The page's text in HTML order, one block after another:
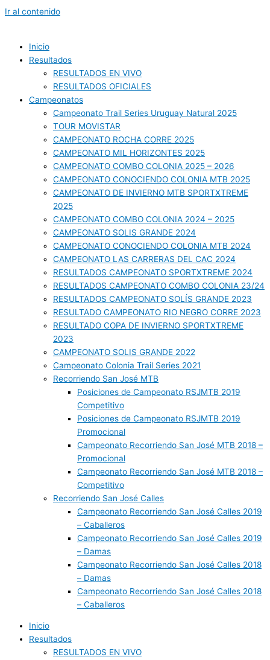
Ir al contenido
Inicio
Resultados
RESULTADOS EN VIVO
RESULTADOS OFICIALES
Campeonatos
Campeonato Trail Series Uruguay Natural 2025
TOUR MOVISTAR
CAMPEONATO ROCHA CORRE 2025
CAMPEONATO MIL HORIZONTES 2025
CAMPEONATO COMBO COLONIA 2025 – 2026
CAMPEONATO CONOCIENDO COLONIA MTB 2025
CAMPEONATO DE INVIERNO MTB SPORTXTREME
2025
CAMPEONATO COMBO COLONIA 2024 – 2025
CAMPEONATO SOLIS GRANDE 2024
CAMPEONATO CONOCIENDO COLONIA MTB 2024
CAMPEONATO LAS CARRERAS DEL CAC 2024
RESULTADOS CAMPEONATO SPORTXTREME 2024
RESULTADOS CAMPEONATO COMBO COLONIA 23/24
RESULTADOS CAMPEONATO SOLÍS GRANDE 2023
RESULTADO CAMPEONATO RIO NEGRO CORRE 2023
RESULTADO COPA DE INVIERNO SPORTXTREME
2023
CAMPEONATO SOLIS GRANDE 2022
Campeonato Colonia Trail Series 2021
Recorriendo San José MTB
Posiciones de Campeonato RSJMTB 2019
Competitivo
Posiciones de Campeonato RSJMTB 2019
Promocional
Campeonato Recorriendo San José MTB 2018 –
Promocional
Campeonato Recorriendo San José MTB 2018 –
Competitivo
Recorriendo San José Calles
Campeonato Recorriendo San José Calles 2019
– Caballeros
Campeonato Recorriendo San José Calles 2019
– Damas
Campeonato Recorriendo San José Calles 2018
– Damas
Campeonato Recorriendo San José Calles 2018
– Caballeros
Inicio
Resultados
RESULTADOS EN VIVO